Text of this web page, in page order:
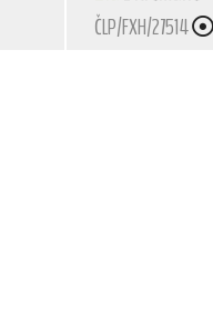
ČLP/FXH/27514